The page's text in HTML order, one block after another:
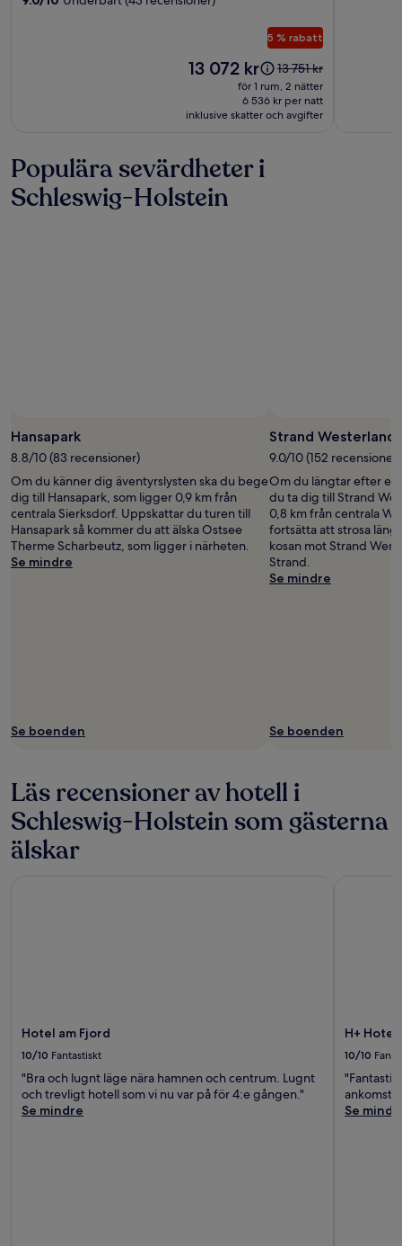
5 % rabatt
Priset
13 072 kr
Priset
var
13 751 kr,
se
13 751 kr
för 1 rum, 2 nätter
6 536 kr per natt
inklusive skatter och avgifter
Populära sevärdheter i
Schleswig-Holstein
Hansapark
8.8/10 (83 recensioner)
Om du känner dig äventyrslysten ska du bege
dig till Hansapark, som ligger 0,9 km från
centrala Sierksdorf. Uppskattar du turen till
Hansapark så kommer du att älska Ostsee
Therme Scharbeutz, som ligger i närheten.
Se mindre
Se boenden
Strand Westerland
9.0/10 (152 recensioner)
Om du längtar efter en
du ta dig till Strand
0,8 km från centrala
fortsätta att strosa
kosan mot Strand
Strand.
Se mindre
Se boenden
Läs recensioner av hotell i
Schleswig-Holstein som gästerna
älskar
Hotel am Fjord
10/10 Fantastiskt
"Bra och lugnt läge nära hamnen och centrum. Lugnt
och trevligt hotell som vi nu var på för 4:e gången."
Se mindre
H+ Hotel
10/10
ankomst
Se